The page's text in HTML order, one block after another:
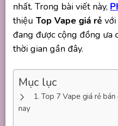
nhất. Trong bài viết này,
thiệuTop Vape giá rẻ
đang được cộng đồng ưa
thời gian gần đây.
Mục lục
Top 7 Vape giá rẻ
nay